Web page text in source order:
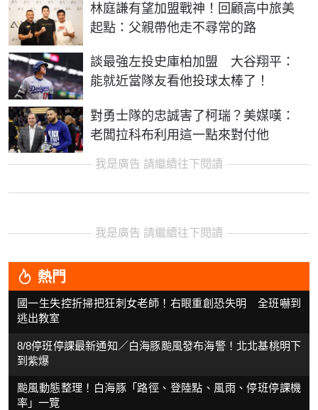
林庭謙有望加盟戰神！回顧高中旅美
起點：父親帶他走不尋常的路
談最強左投史庫柏加盟 大谷翔平：
能就近當隊友看他投球太棒了！
對勇士隊的忠誠害了柯瑞？美媒嘆：
老闆拉科布利用這一點來對付他
我是廣告 請繼續往下閱讀
我是廣告 請繼續往下閱讀
熱門
國一生失控折掃把狂刺女老師！右眼重創恐失明 全班嚇到
逃出教室
8/8停班停課最新通知／白海豚颱風發布海警！北北基桃明下
到紫爆
颱風動態整理！白海豚「路徑、登陸點、風雨、停班停課機
率」一覽